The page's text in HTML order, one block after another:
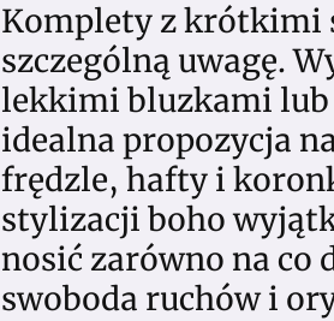
Komplety z krótkimi
szczególną uwagę.
lekkimi bluzkami
idealna propozycja
frędzle, hafty i
stylizacji boho
nosić zarówno na co
swoboda ruchów i